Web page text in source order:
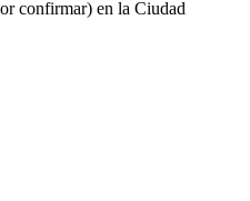
confirmar) en la Ciudad